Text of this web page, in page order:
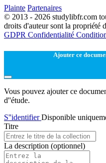
Plainte Partenaires
© 2013 - 2026 studylibfr.com
droits d'auteur sont la propriété
GDPR Confidentialité
Ajouter ce
Vous pouvez ajouter ce
d''étude.
S''identifierDisponible
Titre
La description (optionnel)